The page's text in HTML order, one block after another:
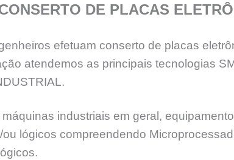
DE PLACAS
efetuam conserto de placas
atendemos as principais tecnologias
industriais em geral,
lógicos compreendendo